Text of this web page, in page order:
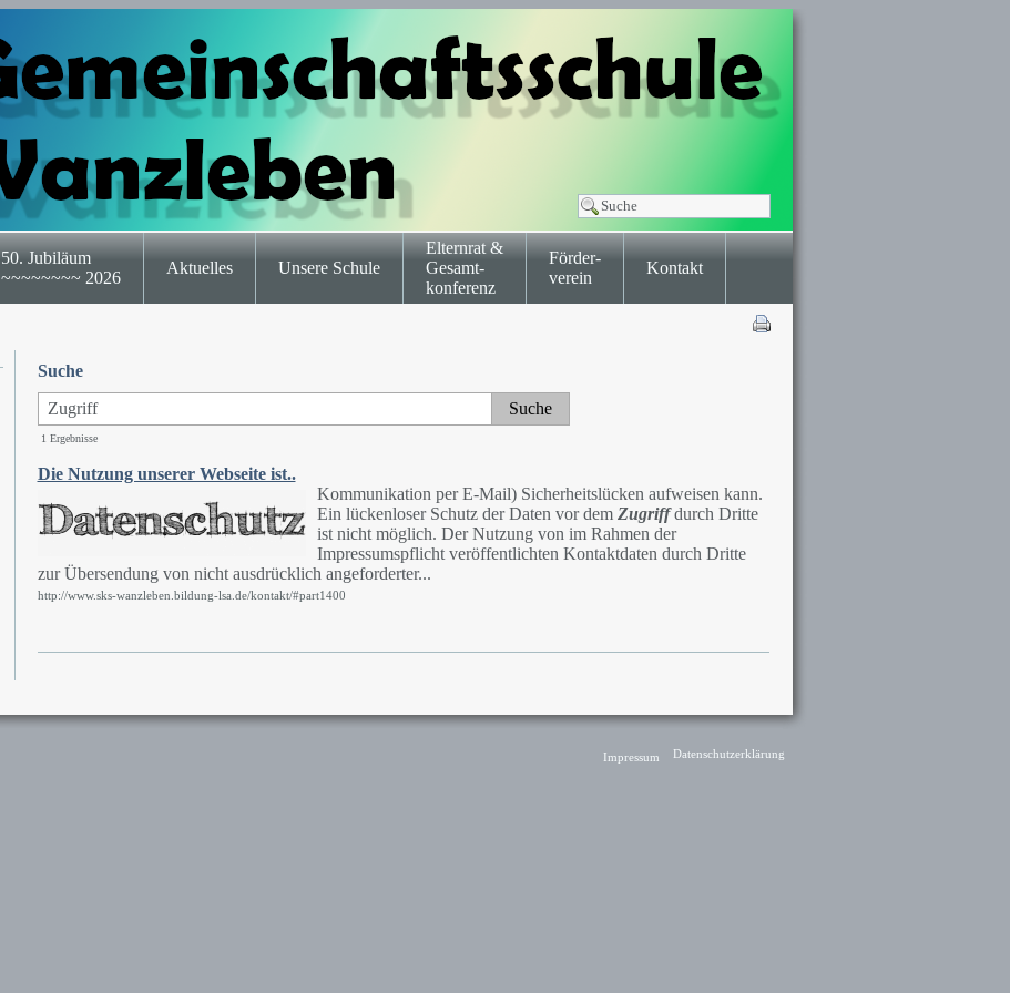
50. Jubiläum
~~~~~~~~ 2026
Aktuelles Unsere Schule
Elternrat &
Gesamt-
konferenz
Förder-
verein
Kontakt
Suche
1 Ergebnisse
Die Nutzung unserer Webseite ist..
Kommunikation per E-Mail) Sicherheitslücken aufweisen kann.
Ein lückenloser Schutz der Daten vor dem Zugriffdurch Dritte
ist nicht möglich. Der Nutzung von im Rahmen der
Impressumspflicht veröffentlichten Kontaktdaten durch Dritte
zur Übersendung von nicht ausdrücklich angeforderter...
http://www.sks-wanzleben.bildung-lsa.de/kontakt/#part1400
Datenschutzerklärung
Impressum